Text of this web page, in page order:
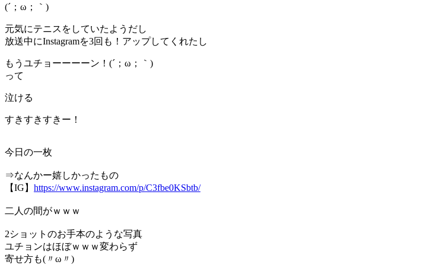
(´；ω；｀)
元気にテニスをしていたようだし
放送中にInstagramを3回も！アップしてくれたし
もうユチョーーーーン！(´；ω；｀)
って
泣ける
すきすきすきー！
今日の一枚
⇒なんかー嬉しかったもの
【IG】 https://www.instagram.com/p/C3fbe0KSbtb/
二人の間がｗｗｗ
2ショットのお手本のような写真
ユチョンはほぼｗｗｗ変わらず
寄せ方も(〃ω〃)